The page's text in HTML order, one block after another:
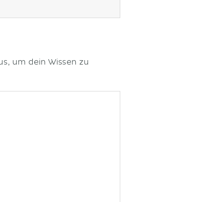
um dein Wissen zu